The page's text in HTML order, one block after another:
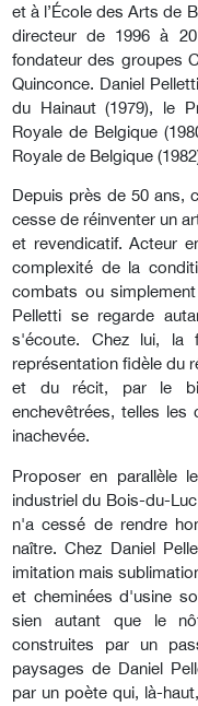
et à l’École des Arts de
directeur de 1996 à
fondateur des groupes
Quinconce. Daniel
du Hainaut (1979), le
Royale de Belgique
Royale de Belgique
Depuis près de 50 ans,
cesse de réinventer un
et revendicatif. Acteur
complexité de la
combats ou
Pelletti se regarde
s'écoute. Chez lui, la
représentation fidèle du
et du récit, par le
enchevêtrées, telles les
inachevée.
Proposer en parallèle
industriel du Bois-du-
n'a cessé de rendre
naître. Chez Daniel
imitation mais
et cheminées d'usine
sien autant que le
construites par un
paysages de Daniel
par un poète qui, là-